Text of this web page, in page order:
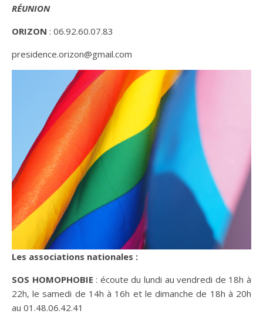
RÉUNION
ORIZON : 06.92.60.07.83
presidence.orizon@gmail.com
Les associations nationales :
SOS HOMOPHOBIE: écoute du lundi au vendredi de 18h à
22h, le samedi de 14h à 16h et le dimanche de 18h à 20h
au 01.48.06.42.41